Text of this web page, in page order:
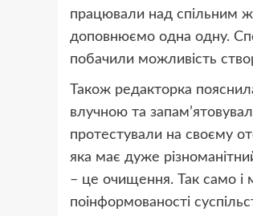
працювали над спільним
доповнюємо одна одну.
побачили можливість
Також редакторка
влучною та
протестували на своєму
яка має дуже
– це очищення. Так само і
поінформованості